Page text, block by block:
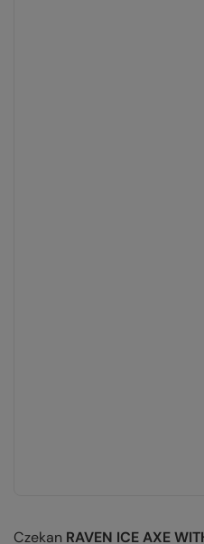
Czekan RAVEN ICE AXE